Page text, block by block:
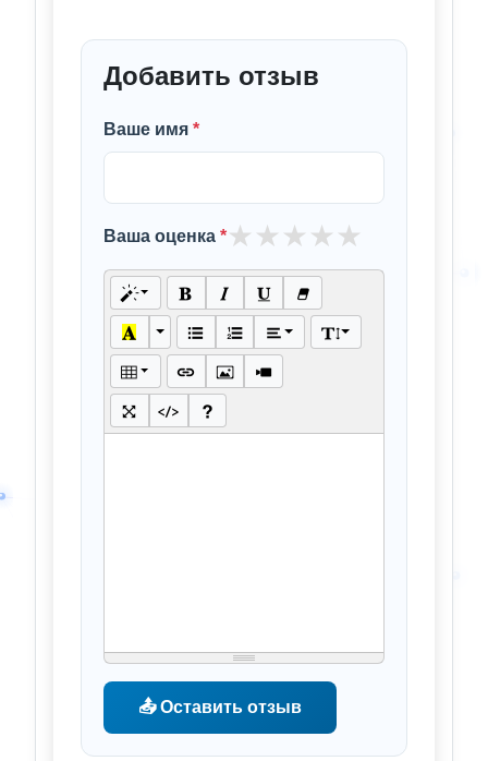
Добавить отзыв
Ваше имя *
Ваша оценка *★★★★★
📤 Оставить отзыв